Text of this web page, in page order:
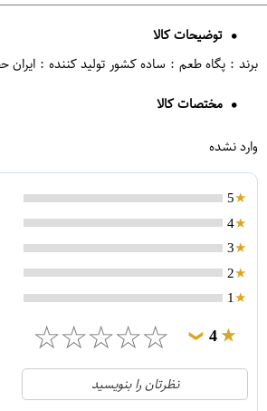
توضیحات کالا
برند : پگاه طعم : ساده کشور تولید کننده : ایران حجم
مختصات کالا
وارد نشده
5
4
3
2
1
4
❯
☆
☆
☆
☆
☆
0
نظرتان را بنویسید